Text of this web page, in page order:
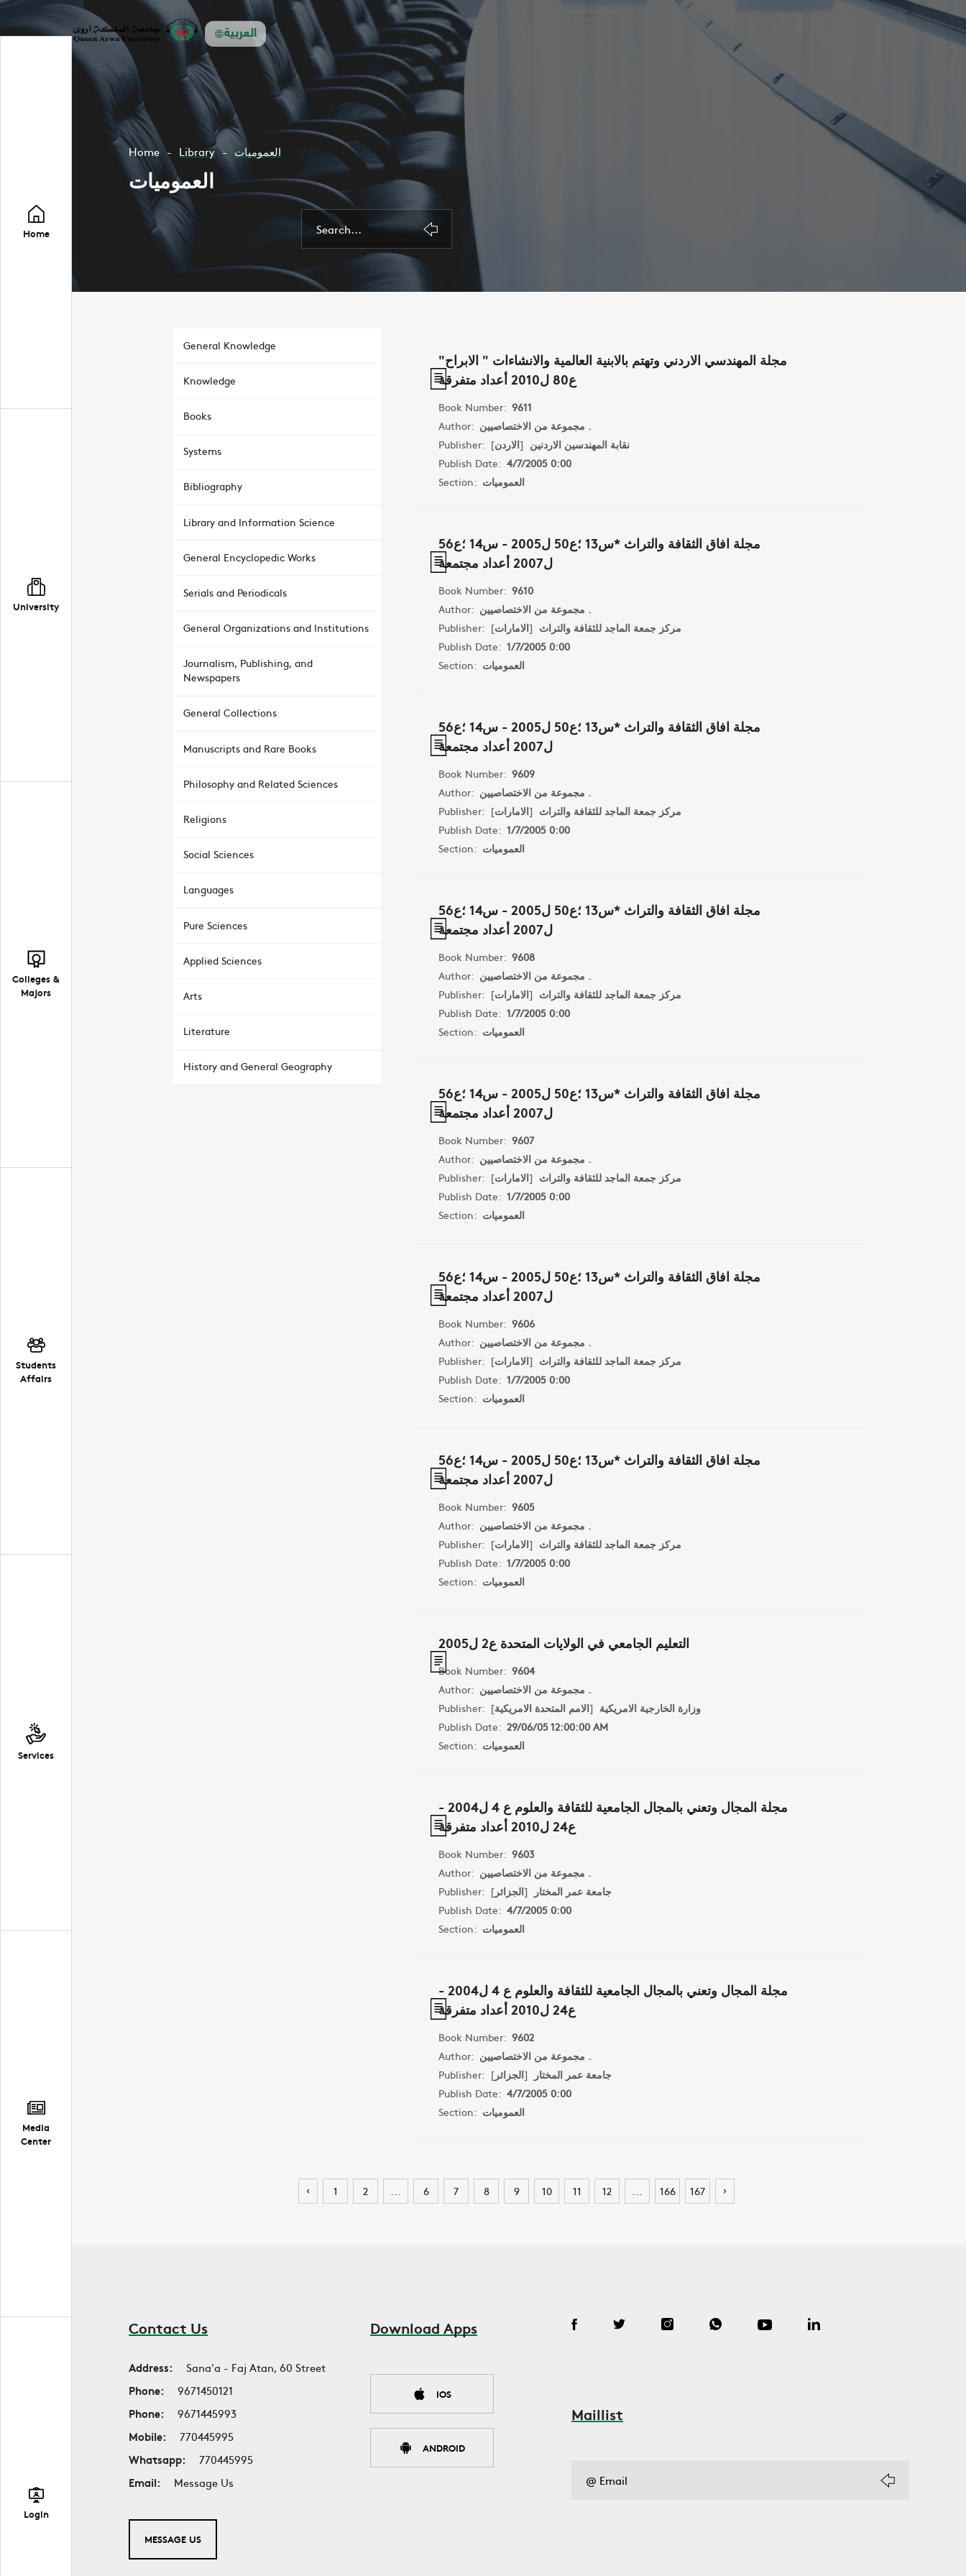
العربية
Home
University
Colleges &
Majors
Students
Affairs
Services
Media
Center
Login
Home Library العموميات
العموميات
General Knowledge
Knowledge
Books
Systems
Bibliography
Library and Information Science
General Encyclopedic Works
Serials and Periodicals
General Organizations and Institutions
Journalism, Publishing, and
Newspapers
General Collections
Manuscripts and Rare Books
Philosophy and Related Sciences
Religions
Social Sciences
Languages
Pure Sciences
Applied Sciences
Arts
Literature
History and General Geography
مجلة المهندسي الاردني وتهتم بالابنية العالمية والانشاءات " الابراح"
ع80 ل2010 أعداد متفرقة
Book Number: 9611
Author:
مجموعة من الاختصاصيين .
Publisher:
نقابة المهندسين الاردنين [الاردن]
Publish Date: 4/7/2005 0:00
Section: العموميات
مجلة افاق الثقافة والتراث *س13 ؛ع50 ل2005 - س14 ؛ع56
ل2007 أعداد مجتمعة
Book Number: 9610
Author:
مجموعة من الاختصاصيين .
Publisher:
مركز جمعة الماجد للثقافة والتراث [الامارات]
Publish Date: 1/7/2005 0:00
Section: العموميات
مجلة افاق الثقافة والتراث *س13 ؛ع50 ل2005 - س14 ؛ع56
ل2007 أعداد مجتمعة
Book Number: 9609
Author:
مجموعة من الاختصاصيين .
Publisher:
مركز جمعة الماجد للثقافة والتراث [الامارات]
Publish Date: 1/7/2005 0:00
Section: العموميات
مجلة افاق الثقافة والتراث *س13 ؛ع50 ل2005 - س14 ؛ع56
ل2007 أعداد مجتمعة
Book Number: 9608
Author:
مجموعة من الاختصاصيين .
Publisher:
مركز جمعة الماجد للثقافة والتراث [الامارات]
Publish Date: 1/7/2005 0:00
Section: العموميات
مجلة افاق الثقافة والتراث *س13 ؛ع50 ل2005 - س14 ؛ع56
ل2007 أعداد مجتمعة
Book Number: 9607
Author:
مجموعة من الاختصاصيين .
Publisher:
مركز جمعة الماجد للثقافة والتراث [الامارات]
Publish Date: 1/7/2005 0:00
Section: العموميات
مجلة افاق الثقافة والتراث *س13 ؛ع50 ل2005 - س14 ؛ع56
ل2007 أعداد مجتمعة
Book Number: 9606
Author:
مجموعة من الاختصاصيين .
Publisher:
مركز جمعة الماجد للثقافة والتراث [الامارات]
Publish Date: 1/7/2005 0:00
Section: العموميات
مجلة افاق الثقافة والتراث *س13 ؛ع50 ل2005 - س14 ؛ع56
ل2007 أعداد مجتمعة
Book Number: 9605
Author:
مجموعة من الاختصاصيين .
Publisher:
مركز جمعة الماجد للثقافة والتراث [الامارات]
Publish Date: 1/7/2005 0:00
Section: العموميات
التعليم الجامعي في الولايات المتحدة ع2 ل2005
Book Number: 9604
Author:
مجموعة من الاختصاصيين .
Publisher:
وزارة الخارجية الامريكية [الامم المتحدة الامريكية]
Publish Date: 29/06/05 12:00:00 AM
Section: العموميات
مجلة المجال وتعني بالمجال الجامعية للثقافة والعلوم ع 4 ل2004 -
ع24 ل2010 أعداد متفرقة
Book Number: 9603
Author:
مجموعة من الاختصاصيين .
Publisher:
جامعة عمر المختار [الجزائر]
Publish Date: 4/7/2005 0:00
Section: العموميات
مجلة المجال وتعني بالمجال الجامعية للثقافة والعلوم ع 4 ل2004 -
ع24 ل2010 أعداد متفرقة
Book Number: 9602
Author:
مجموعة من الاختصاصيين .
Publisher:
جامعة عمر المختار [الجزائر]
Publish Date: 4/7/2005 0:00
Section: العموميات
‹ 1 2 ... 6 7 8 9 10 11 12 ... 166 167 ›
Contact Us
Address:
Sana'a - Faj Atan, 60 Street
Phone:
9671450121
Phone:
9671445993
Mobile:
770445995
Whatsapp:
770445995
Email:
Message Us
MESSAGE US
Download Apps
IOS
ANDROID
Maillist